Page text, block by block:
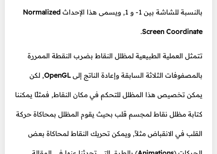
بالنسبة للشاشة بين 1- و 1, ويسمى هذا الإحداث Normalized
Screen Coordinate
.
تتمثل العملية الطبيعية لمظلل النقاط بضرب النقطة الممررة
بالمصفوفات الثلاثة السابقة وإعادة الناتج إلى OpenGL, لكن
يمكن تخصيص هذا المظلل للتحكم في مكان النقاط, فمثلًا يمكننا
كتابة مظلل نقاط لمجسم قلب بحيث يقوم المظلل بمحاكاة حركة
القلب في الانقباض مثلاً, ويمكن تحريك النقاط لمحاكاة بعض